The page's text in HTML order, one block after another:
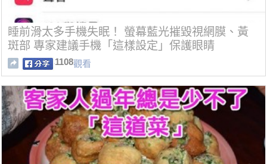
睡前滑太多手機失眠！ 螢幕藍光摧毀視網膜、黃
斑部 專家建議手機「這樣設定」保護眼睛
1108觀看